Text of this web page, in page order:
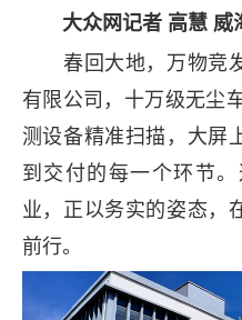
大众网记者 高慧 威
春回大地，万物竞发
有限公司，十万级无尘
测设备精准扫描，大屏
到交付的每一个环节
业，正以务实的姿态，
前行。